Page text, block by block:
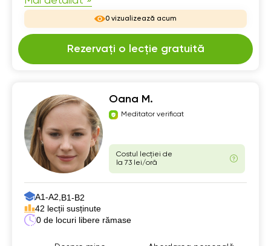
0 vizualizează acum
Rezervați o lecție gratuită
Oana M.
Meditator verificat
Costul lecției de
la 73 lei/oră
А1-А2, B1-B2
42 lecții susținute
0 de locuri libere rămase